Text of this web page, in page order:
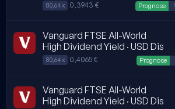
80,64 x 0,3943 € Prognose
Vanguard FTSE All-World
High Dividend Yield · USD Dis
80,64 x 0,4065 € Prognose
Vanguard FTSE All-World
High Dividend Yield · USD Dis